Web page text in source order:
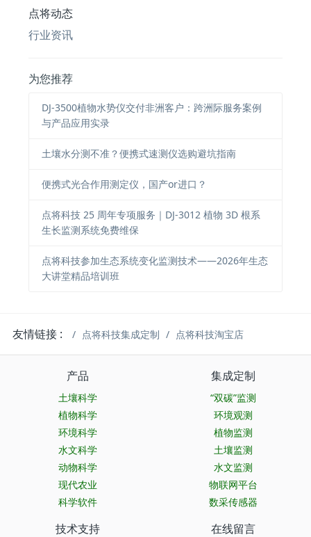
点将动态
行业资讯
为您推荐
DJ-3500植物水势仪交付非洲客户：跨洲际服务案例
与产品应用实录
土壤水分测不准？便携式速测仪选购避坑指南
便携式光合作用测定仪，国产or进口？
点将科技 25 周年专项服务｜DJ-3012 植物 3D 根系
生长监测系统免费维保
点将科技参加生态系统变化监测技术——2026年生态
大讲堂精品培训班
友情链接 : 点将科技集成定制 点将科技淘宝店
产品
土壤科学
植物科学
环境科学
水文科学
动物科学
现代农业
科学软件
集成定制
“双碳”监测
环境观测
植物监测
土壤监测
水文监测
物联网平台
数采传感器
技术支持 在线留言